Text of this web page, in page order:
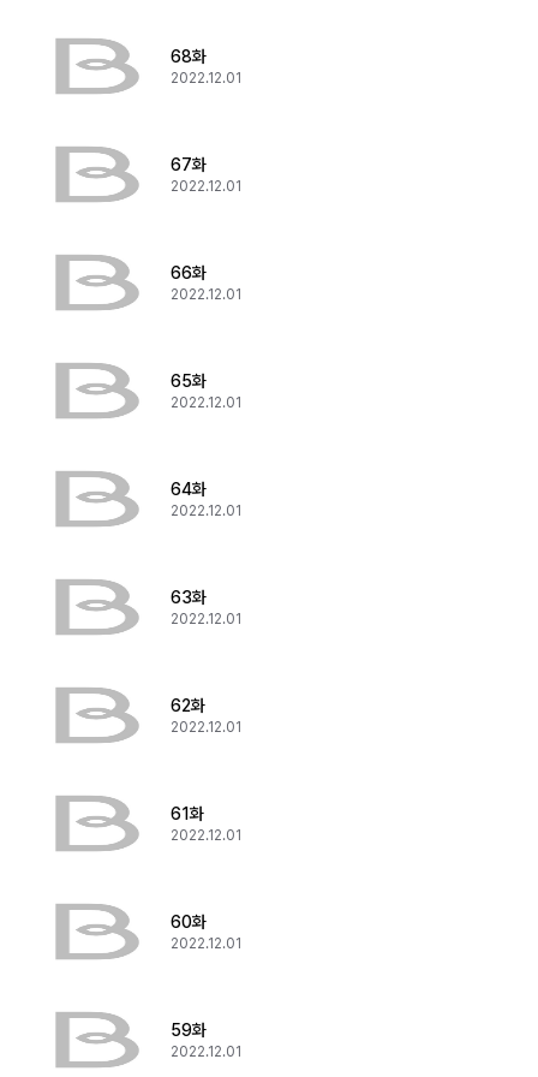
68화
2022.12.01
67화
2022.12.01
66화
2022.12.01
65화
2022.12.01
64화
2022.12.01
63화
2022.12.01
62화
2022.12.01
61화
2022.12.01
60화
2022.12.01
59화
2022.12.01